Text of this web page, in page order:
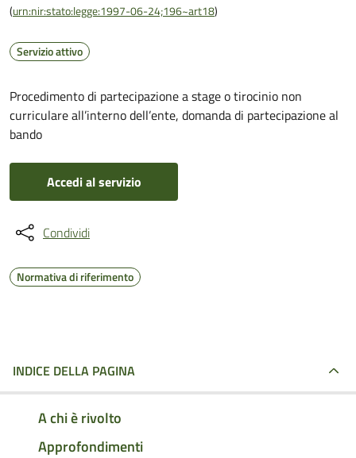
(urn:nir:stato:legge:1997-06-24;196~art18)
Servizio attivo
Procedimento di partecipazione a stage o tirocinio non
curriculare all’interno dell’ente, domanda di partecipazione al
bando
Accedi al servizio
Condividi
Normativa di riferimento
INDICE DELLA PAGINA
A chi è rivolto
Approfondimenti